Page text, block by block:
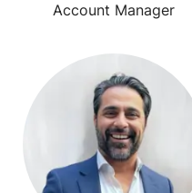
Account Manager